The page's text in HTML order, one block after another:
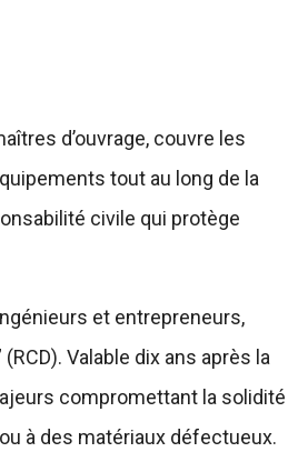
d’ouvrage, couvre les
tout au long de la
civile qui protège
et entrepreneurs,
Valable dix ans après la
compromettant la solidité
à des matériaux défectueux.